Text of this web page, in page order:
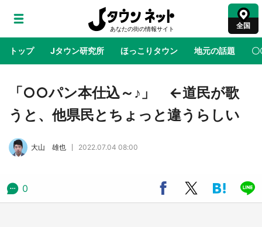
全国
トップ Jタウン研究所 ほっこりタウン 地元の話題 〇
地域×二次元 絶景 あの時はありがとう 物語がはじ
太郎グッズ買える 銀座・博品館TOY PARKへ
ラプラス・ダークネスが栃木県を征服！？ 県
公式プロモ動画で「聖地」が生産されてます
「○○パン本仕込～♪」 ←道民が歌
うと、他県民とちょっと違うらしい
大山 雄也 2022.07.04 08:00
0